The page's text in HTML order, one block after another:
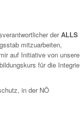
derALLS
mitzuarbeiten,
auf Initiative von
für die
in der NÖ